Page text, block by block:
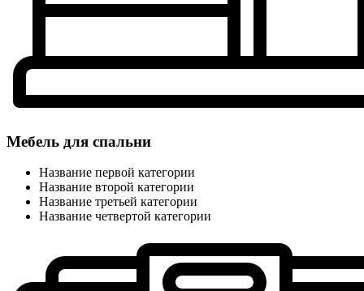
Мебель для спальни
Название первой категории
Название второй категории
Название третьей категории
Название четвертой категории